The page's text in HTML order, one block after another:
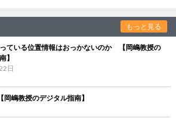
もっと見る
ている位置情報はおっかないのか 【岡嶋教授の
】
日
嶋教授のデジタル指南】